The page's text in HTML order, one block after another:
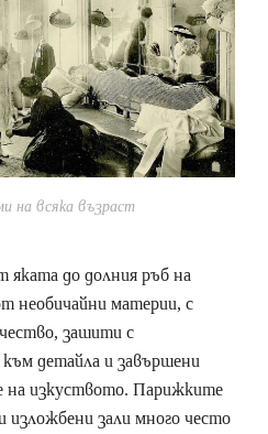
на всяка възраст
до долния ръб на
необичайни материи, с
зашити с
детайла и завършени
на изкуството. Парижките
зали много често